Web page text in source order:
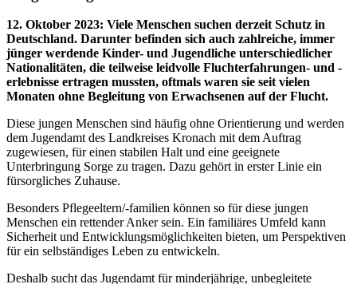
12. Oktober 2023: Viele Menschen suchen derzeit Schutz in
Deutschland. Darunter befinden sich auch zahlreiche, immer
jünger werdende Kinder- und Jugendliche unterschiedlicher
Nationalitäten, die teilweise leidvolle Fluchterfahrungen- und -
erlebnisse ertragen mussten, oftmals waren sie seit vielen
Monaten ohne Begleitung von Erwachsenen auf der Flucht.
Diese jungen Menschen sind häufig ohne Orientierung und werden
dem Jugendamt des Landkreises Kronach mit dem Auftrag
zugewiesen, für einen stabilen Halt und eine geeignete
Unterbringung Sorge zu tragen. Dazu gehört in erster Linie ein
fürsorgliches Zuhause.
Besonders Pflegeeltern/-familien können so für diese jungen
Menschen ein rettender Anker sein. Ein familiäres Umfeld kann
Sicherheit und Entwicklungsmöglichkeiten bieten, um Perspektiven
für ein selbständiges Leben zu entwickeln.
Deshalb sucht das Jugendamt für minderjährige, unbegleitete